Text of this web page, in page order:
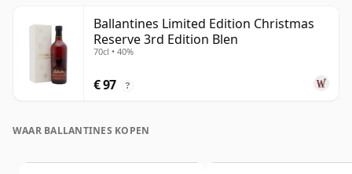
Ballantines Limited Edition Christmas
Reserve 3rd Edition Blen
70cl • 40%
€ 97 ?
WAAR BALLANTINES KOPEN